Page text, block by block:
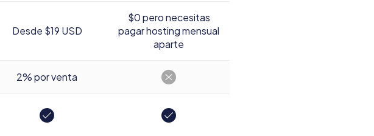
Desde $19 USD
$0 pero necesitas
pagar hosting mensual
aparte
2% por venta